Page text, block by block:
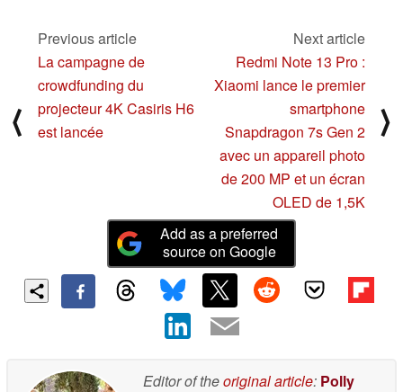
⟨
Previous article
La campagne de
crowdfunding du
projecteur 4K Casiris H6
est lancée
Next article
Redmi Note 13 Pro :
Xiaomi lance le premier
smartphone
Snapdragon 7s Gen 2
avec un appareil photo
de 200 MP et un écran
OLED de 1,5K
⟩
Add as a preferred
source on Google
Editor of theoriginal article: Polly